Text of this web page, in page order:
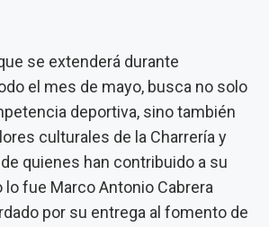
se extenderá durante
el mes de mayo, busca no solo
deportiva, sino también
culturales de la Charrería y
quienes han contribuido a su
lo fue Marco Antonio Cabrera
por su entrega al fomento de